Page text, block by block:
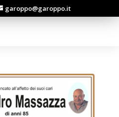
garoppo@garoppo.it